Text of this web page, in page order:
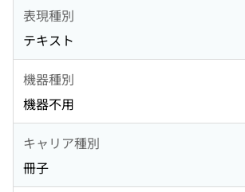
表現種別
テキスト
機器種別
機器不用
キャリア種別
冊子